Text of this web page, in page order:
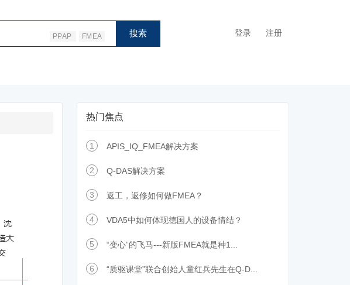
PPAP FMEA 搜索 登录 注册
热门焦点
1 APIS_IQ_FMEA解决方案
2 Q-DAS解决方案
3 返工，返修如何做FMEA？
4 VDA5中如何体现德国人的设备情结？
5 “变心”的飞马---新版FMEA就是种1...
6 “质驱课堂”联合创始人童红兵先生在Q-D...